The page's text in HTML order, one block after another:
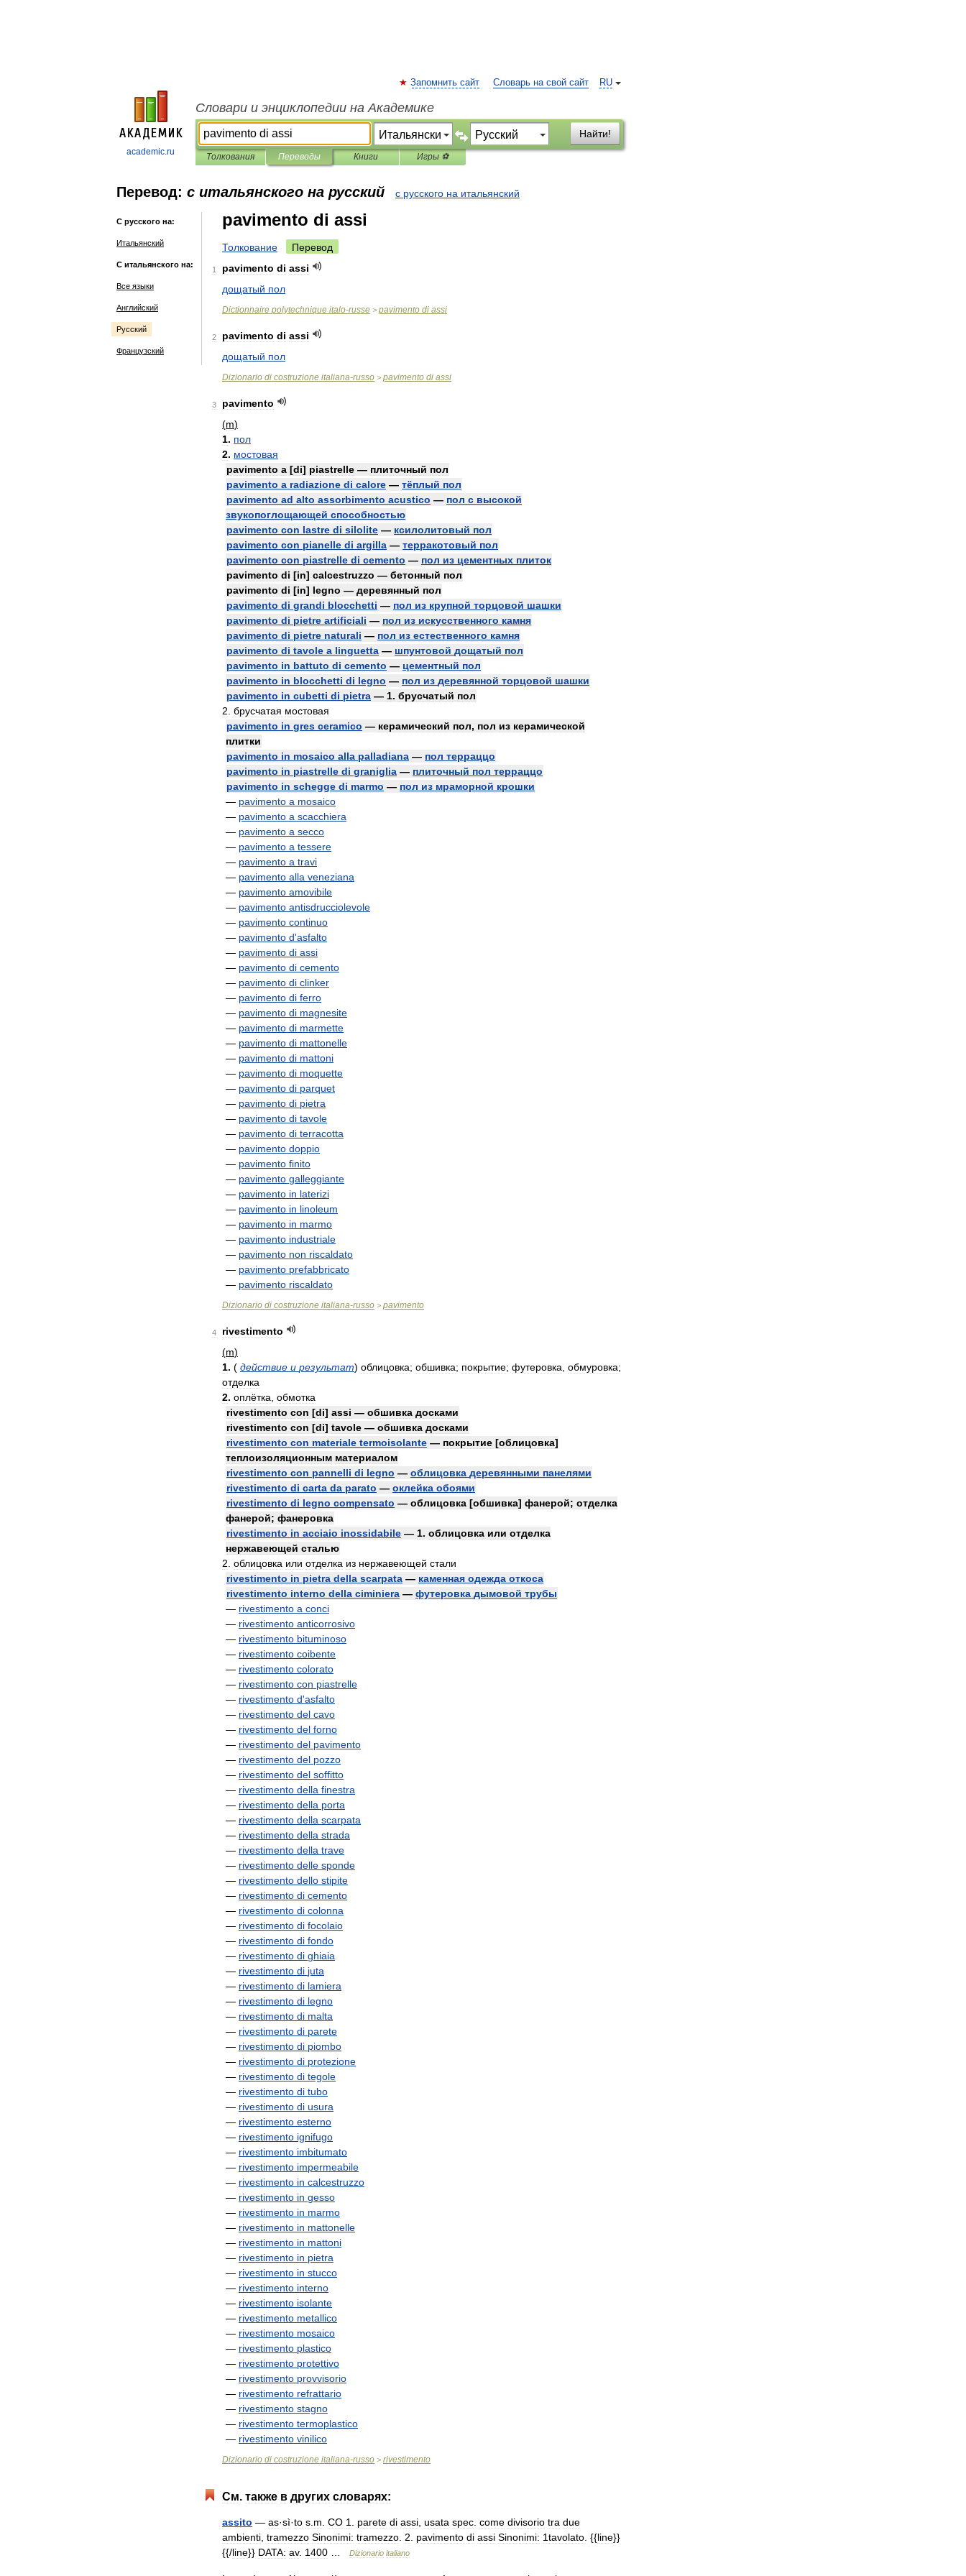
academic.ru
RU
Запомнить сайт Словарь на свой сайт
Словари и энциклопедии на Академике
Найти!
Толкования Переводы Книги Игры ⚽
Перевод: с итальянского на русский с русского на итальянский
С русского на:
Итальянский
С итальянского на:
Все языки
Английский
Русский
Французский
pavimento di assi
Толкование Перевод
1 pavimento di assi
дощатый пол
Dictionnaire polytechnique italo-russe > pavimento di assi
2 pavimento di assi
дощатый пол
Dizionario di costruzione italiana-russo > pavimento di assi
3
pavimento
(m)
1. пол
2. мостовая
pavimento a [di] piastrelle — плиточный пол
pavimento a radiazione di calore — тёплый пол
pavimento ad alto assorbimento acustico — пол с высокой
звукопоглощающей способностью
pavimento con lastre di silolite — ксилолитовый пол
pavimento con pianelle di argilla — терракотовый пол
pavimento con piastrelle di cemento — пол из цементных плиток
pavimento di [in] calcestruzzo — бетонный пол
pavimento di [in] legno — деревянный пол
pavimento di grandi blocchetti — пол из крупной торцовой шашки
pavimento di pietre artificiali — пол из искусственного камня
pavimento di pietre naturali — пол из естественного камня
pavimento di tavole a linguetta — шпунтовой дощатый пол
pavimento in battuto di cemento — цементный пол
pavimento in blocchetti di legno — пол из деревянной торцовой шашки
pavimento in cubetti di pietra — 1. брусчатый пол
2 брусчатая мостовая
pavimento in gres ceramico — керамический пол, пол из керамической
плитки
pavimento in mosaico alla palladiana — пол терраццо
pavimento in piastrelle di graniglia — плиточный пол терраццо
pavimento in schegge di marmo — пол из мраморной крошки
— pavimento a mosaico
— pavimento a scacchiera
— pavimento a secco
— pavimento a tessere
— pavimento a travi
— pavimento alla veneziana
— pavimento amovibile
— pavimento antisdrucciolevole
— pavimento continuo
— pavimento d'asfalto
— pavimento di assi
— pavimento di cemento
— pavimento di clinker
— pavimento di ferro
— pavimento di magnesite
— pavimento di marmette
— pavimento di mattonelle
— pavimento di mattoni
— pavimento di moquette
— pavimento di parquet
— pavimento di pietra
— pavimento di tavole
— pavimento di terracotta
— pavimento doppio
— pavimento finito
— pavimento galleggiante
— pavimento in laterizi
— pavimento in linoleum
— pavimento in marmo
— pavimento industriale
— pavimento non riscaldato
— pavimento prefabbricato
— pavimento riscaldato
Dizionario di costruzione italiana-russo > pavimento
4
rivestimento
(m)
1. ( действие и результат) облицовка; обшивка; покрытие; футеровка обмуровка;
отделка
2. оплётка обмотка
rivestimento con [di] assi — обшивка досками
rivestimento con [di] tavole — обшивка досками
rivestimento con materiale termoisolante — покрытие [облицовка]
теплоизоляционным материалом
rivestimento con pannelli di legno — облицовка деревянными панелями
rivestimento di carta da parato — оклейка обоями
rivestimento di legno compensato — облицовка [обшивка] фанерой; отделка
фанерой; фанеровка
rivestimento in acciaio inossidabile — 1. облицовка или отделка
нержавеющей сталью
2 облицовка или отделка из нержавеющей стали
rivestimento in pietra della scarpata — каменная одежда откоса
rivestimento interno della ciminiera — футеровка дымовой трубы
— rivestimento a conci
— rivestimento anticorrosivo
— rivestimento bituminoso
— rivestimento coibente
— rivestimento colorato
— rivestimento con piastrelle
— rivestimento d'asfalto
— rivestimento del cavo
— rivestimento del forno
— rivestimento del pavimento
— rivestimento del pozzo
— rivestimento del soffitto
— rivestimento della finestra
— rivestimento della porta
— rivestimento della scarpata
— rivestimento della strada
— rivestimento della trave
— rivestimento delle sponde
— rivestimento dello stipite
— rivestimento di cemento
— rivestimento di colonna
— rivestimento di focolaio
— rivestimento di fondo
— rivestimento di ghiaia
— rivestimento di juta
— rivestimento di lamiera
— rivestimento di legno
— rivestimento di malta
— rivestimento di parete
— rivestimento di piombo
— rivestimento di protezione
— rivestimento di tegole
— rivestimento di tubo
— rivestimento di usura
— rivestimento esterno
— rivestimento ignifugo
— rivestimento imbitumato
— rivestimento impermeabile
— rivestimento in calcestruzzo
— rivestimento in gesso
— rivestimento in marmo
— rivestimento in mattonelle
— rivestimento in mattoni
— rivestimento in pietra
— rivestimento in stucco
— rivestimento interno
— rivestimento isolante
— rivestimento metallico
— rivestimento mosaico
— rivestimento plastico
— rivestimento protettivo
— rivestimento provvisorio
— rivestimento refrattario
— rivestimento stagno
— rivestimento termoplastico
— rivestimento vinilico
Dizionario di costruzione italiana-russo > rivestimento
См. также в других словарях:
assito — as·sì·to s m CO 1 parete di assi usata spec come divisorio tra due
ambienti tramezzo Sinonimi: tramezzo 2 pavimento di assi Sinonimi: 1tavolato . {{line}}
{{/line}} DATA: av. 1400 Dizionario italiano